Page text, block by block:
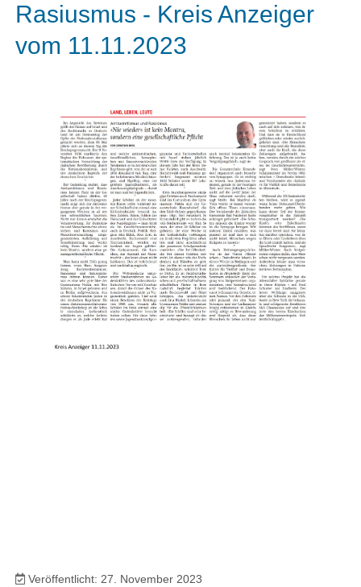
Rasiusmus - Kreis Anzeiger
vom 11.11.2023
Veröffentlicht: 27. November 2023